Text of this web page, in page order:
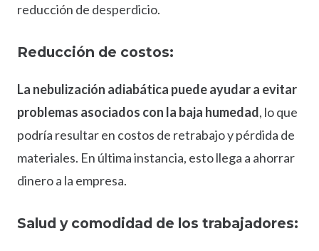
reducción de desperdicio.
Reducción de costos:
La nebulización adiabática puede ayudar a evitar
problemas asociados con la baja humedad, lo que
podría resultar en costos de retrabajo y pérdida de
materiales. En última instancia, esto llega a ahorrar
dinero a la empresa.
Salud y comodidad de los trabajadores: